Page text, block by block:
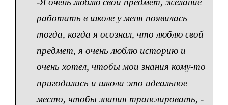
работать в школе у меня появилась
тогда, когда я осознал, что люблю свой
предмет, я очень люблю историю и
очень хотел, чтобы мои знания кому-то
пригодились и школа это идеальное
место, чтобы знания транслировать, -